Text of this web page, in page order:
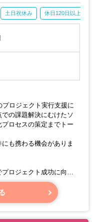
土日祝休み 休日120日以上
ロジェクト実行支援に
の課題解決にむけたソ
ロセスの策定までトー
も携わる機会がありま
ロジェクト成功に向け
ます。
あり、グローバルな視
ます。
えています。